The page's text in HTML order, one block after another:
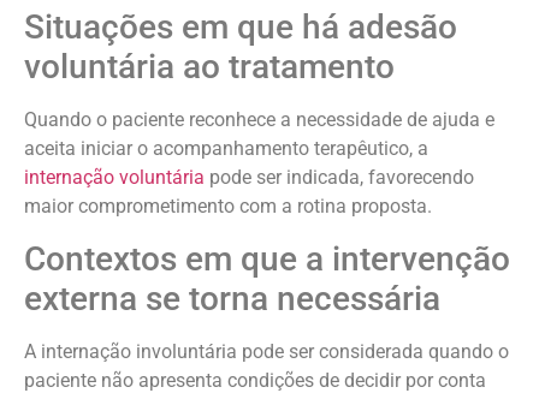
Situações em que há adesão
voluntária ao tratamento
Quando o paciente reconhece a necessidade de ajuda e
aceita iniciar o acompanhamento terapêutico, a
internação voluntária pode ser indicada, favorecendo
maior comprometimento com a rotina proposta.
Contextos em que a intervenção
externa se torna necessária
A internação involuntária pode ser considerada quando o
paciente não apresenta condições de decidir por conta